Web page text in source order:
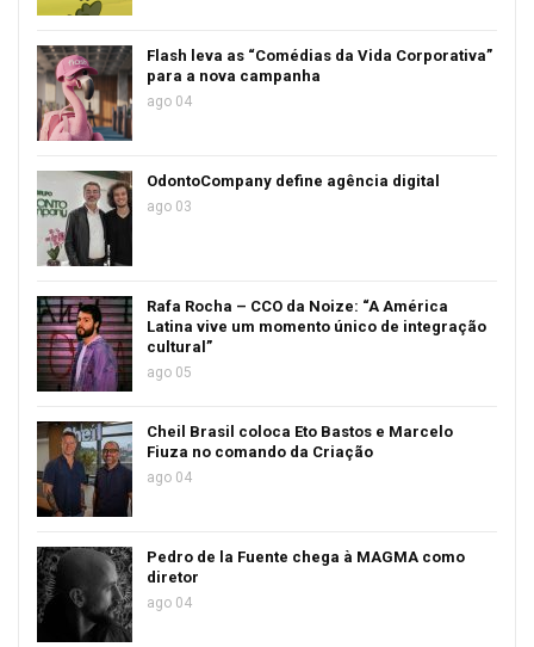
Flash leva as “Comédias da Vida Corporativa”
para a nova campanha
ago 04
OdontoCompany define agência digital
ago 03
Rafa Rocha – CCO da Noize: “A América
Latina vive um momento único de integração
cultural”
ago 05
Cheil Brasil coloca Eto Bastos e Marcelo
Fiuza no comando da Criação
ago 04
Pedro de la Fuente chega à MAGMA como
diretor
ago 04